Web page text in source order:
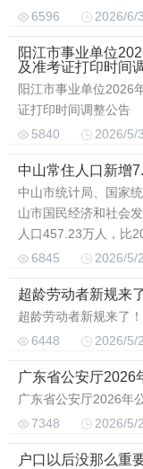
6596
2026/6/
阳江市事业单位
及准考证打印时间
阳江市事业单位2026
证打印时间调整公告
5840
2026/5/
中山常住人口新增
中山市统计局、国家
山市国民经济和社会
人口457.23万人，比
6845
2026/5/
超龄劳动者新规来
超龄劳动者新规来了
6448
2026/5/
广东省公安厅2026
广东省公安厅2026年
7348
2026/5/
户口以后没那么重